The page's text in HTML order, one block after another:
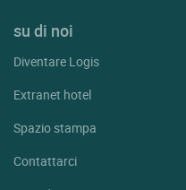
su di noi
Diventare Logis
Extranet hotel
Spazio stampa
Contattarci